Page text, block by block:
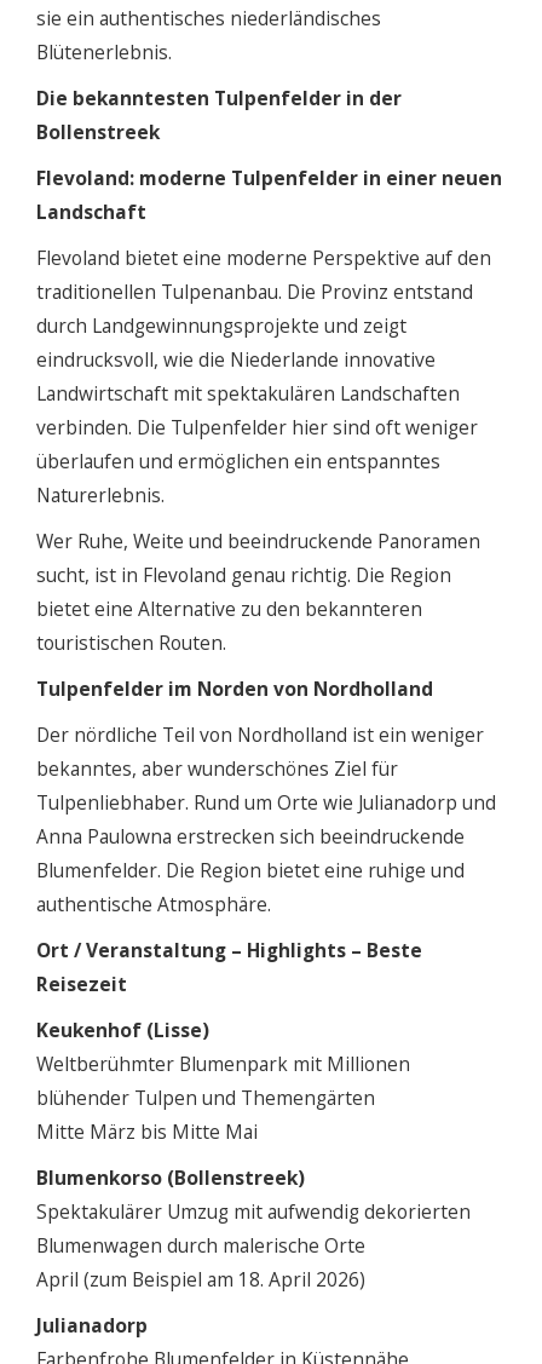
sie ein authentisches niederländisches
Blütenerlebnis.
Die bekanntesten Tulpenfelder in der
Bollenstreek
Flevoland: moderne Tulpenfelder in einer neuen
Landschaft
Flevoland bietet eine moderne Perspektive auf den
traditionellen Tulpenanbau. Die Provinz entstand
durch Landgewinnungsprojekte und zeigt
eindrucksvoll, wie die Niederlande innovative
Landwirtschaft mit spektakulären Landschaften
verbinden. Die Tulpenfelder hier sind oft weniger
überlaufen und ermöglichen ein entspanntes
Naturerlebnis.
Wer Ruhe, Weite und beeindruckende Panoramen
sucht, ist in Flevoland genau richtig. Die Region
bietet eine Alternative zu den bekannteren
touristischen Routen.
Tulpenfelder im Norden von Nordholland
Der nördliche Teil von Nordholland ist ein weniger
bekanntes, aber wunderschönes Ziel für
Tulpenliebhaber. Rund um Orte wie Julianadorp und
Anna Paulowna erstrecken sich beeindruckende
Blumenfelder. Die Region bietet eine ruhige und
authentische Atmosphäre.
Ort / Veranstaltung – Highlights – Beste
Reisezeit
Keukenhof (Lisse)
Weltberühmter Blumenpark mit Millionen
blühender Tulpen und Themengärten
Mitte März bis Mitte Mai
Blumenkorso (Bollenstreek)
Spektakulärer Umzug mit aufwendig dekorierten
Blumenwagen durch malerische Orte
April (zum Beispiel am 18. April 2026)
Julianadorp